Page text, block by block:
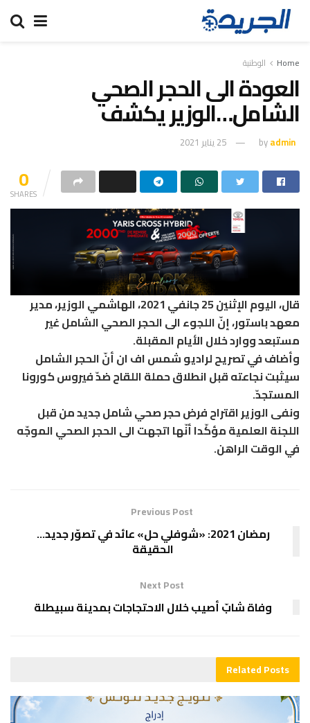
Home الوطنية
العودة الى الحجر الصحي
الشامل…الوزير يكشف
byadmin 25 يناير 2021
0
SHARES
قال، اليوم الإثنين 25 جانفي 2021، الهاشمي الوزير، مدير
معهد باستور، إنّ اللجوء الى الحجر الصحي الشامل غير
مستبعد ووارد خلال الأيام المقبلة.
وأضاف في تصريح لراديو شمس اف ان أنّ الحجر الشامل
سيثبت نجاعته قبل انطلاق حملة اللقاح ضدّ فيروس كورونا
المستجدّ.
ونفى الوزير اقتراح فرض حجر صحي شامل جديد من قبل
اللجنة العلمية مؤكّدا أنّها اتجهت الى الحجر الصحي الموجّه
في الوقت الراهن.
Previous Post
رمضان 2021: «شوفلي حل» عائد في تصوّر جديد…
الحقيقة
Next Post
وفاة شابّ أصيب خلال الاحتجاجات بمدينة سبيطلة
RelatedPosts